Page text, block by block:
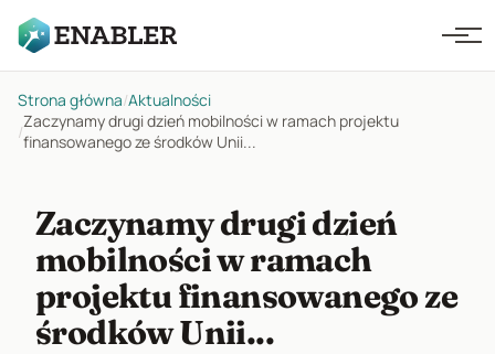
Strona główna/Aktualności
/Zaczynamy drugi dzień mobilności w ramach projektu
finansowanego ze środków Unii...
Zaczynamy drugi dzień
mobilności w ramach
projektu finansowanego ze
środków Unii...